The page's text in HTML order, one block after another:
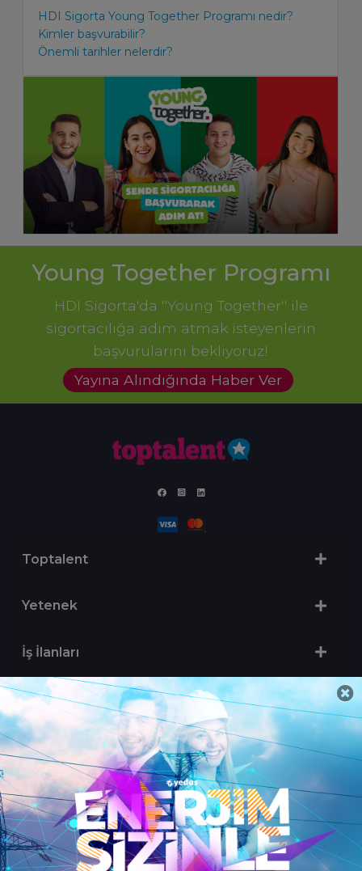
HDI Sigorta Young Together Programı nedir?
Kimler başvurabilir?
Önemli tarihler nelerdir?
Young Together Programı
HDI Sigorta'da ''Young Together'' ile
sigortacılığa adım atmak isteyenlerin
başvurularını bekliyoruz!
Yayına Alındığında Haber Ver
Toptalent
Yetenek
İş İlanları
Sertifika Programları
Yetenek Testleri
İşveren